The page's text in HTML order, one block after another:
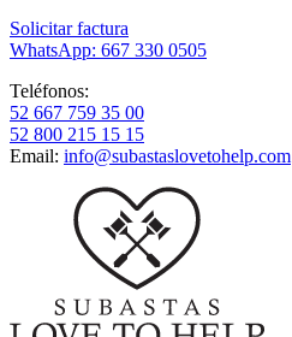
Solicitar factura
WhatsApp: 667 330 0505
Teléfonos:
52 667 759 35 00
52 800 215 15 15
Email: info@subastaslovetohelp.com